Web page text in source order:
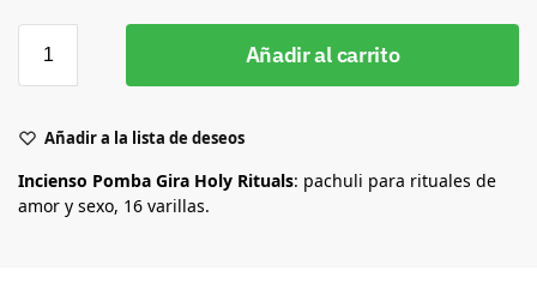
Añadir al carrito
Añadir a la lista de deseos
Incienso Pomba Gira Holy Rituals: pachuli para rituales de
amor y sexo, 16 varillas.